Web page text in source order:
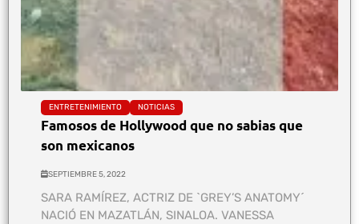
ENTRETENIMIENTO NOTICIAS
Famosos de Hollywood que no sabias que
son mexicanos
SEPTIEMBRE 5, 2022
SARA RAMÍREZ, ACTRIZ DE `GREY’S ANATOMY´
NACIÓ EN MAZATLÁN, SINALOA. VANESSA